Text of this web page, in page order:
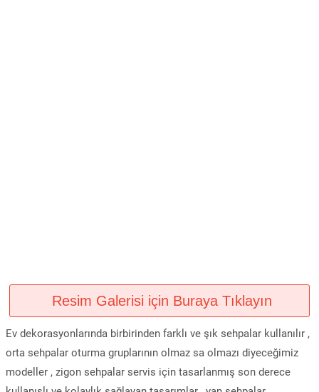
Resim Galerisi için Buraya Tıklayın
Ev dekorasyonlarında birbirinden farklı ve şık sehpalar kullanılır ,
orta sehpalar oturma gruplarının olmaz sa olmazı diyeceğimiz
modeller , zigon sehpalar servis için tasarlanmış son derece